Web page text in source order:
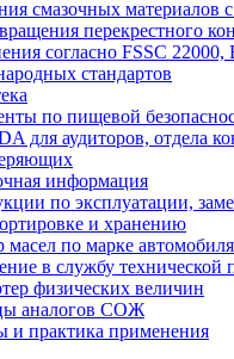
смазочных материалов
перекрестного
согласно FSSC
стандартов
по пищевой
для аудиторов, отдела
информация
по эксплуатации,
и хранению
масел по марке
в службу технической
физических величин
аналогов СОЖ
и практика применения